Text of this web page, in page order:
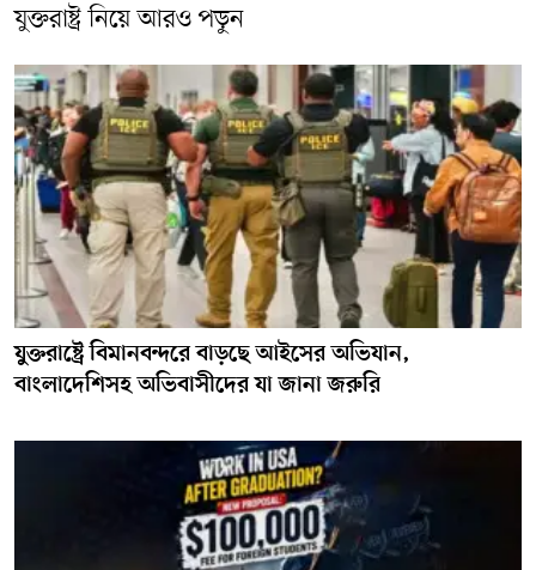
যুক্তরাষ্ট্র নিয়ে আরও পড়ুন
যুক্তরাষ্ট্রে বিমানবন্দরে বাড়ছে আইসের অভিযান,
বাংলাদেশিসহ অভিবাসীদের যা জানা জরুরি